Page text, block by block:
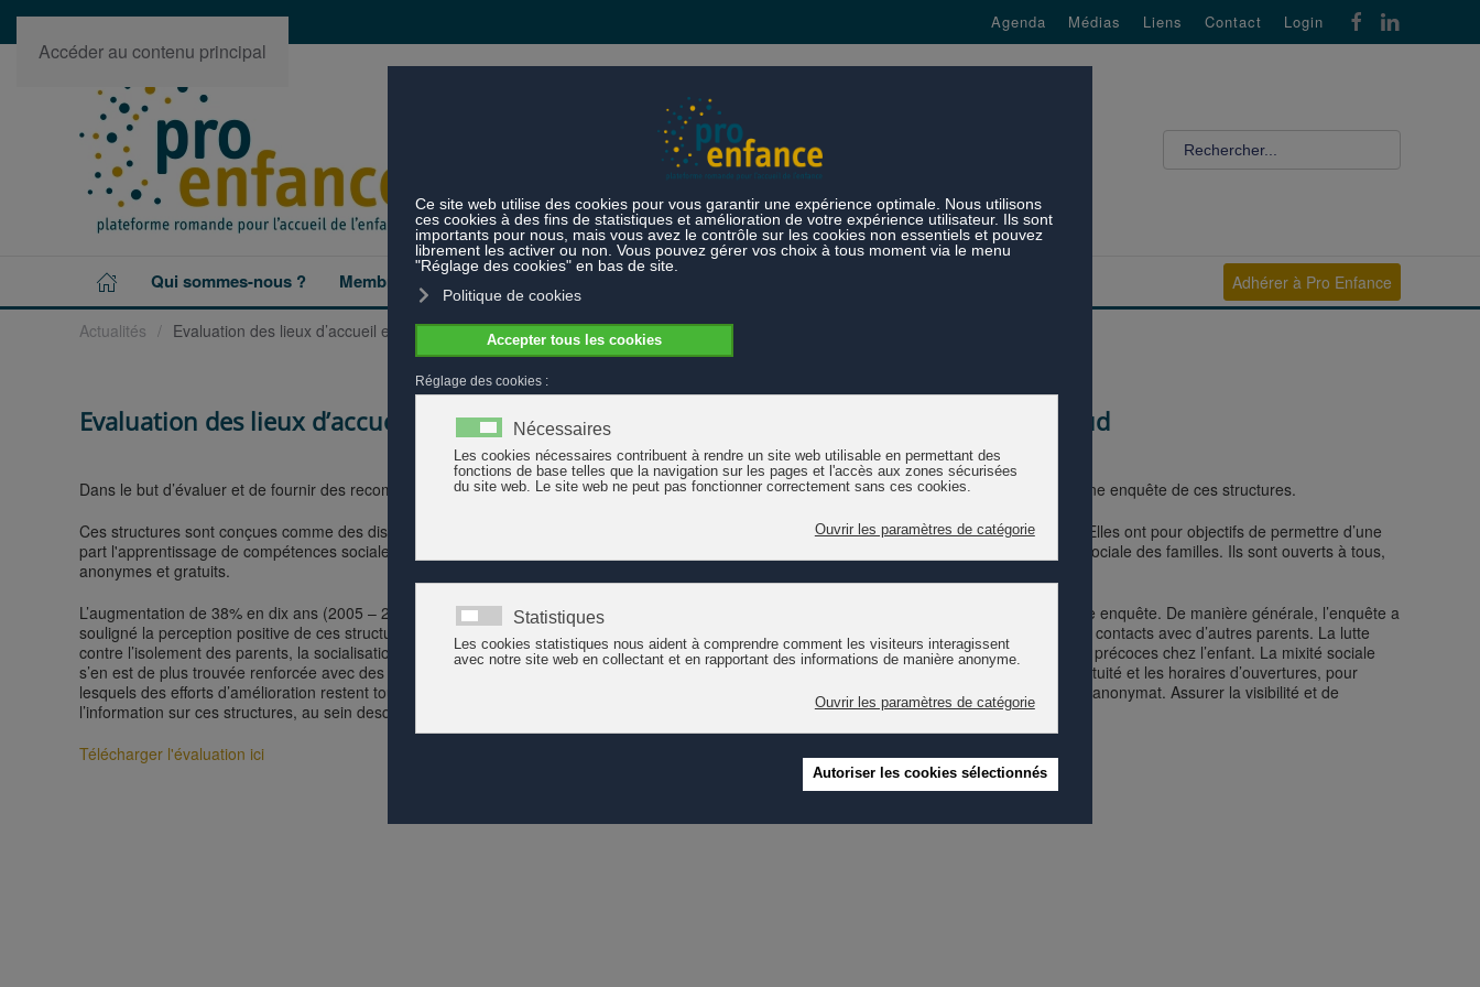
Accéder au contenu principal
Agenda Médias Liens Contact Login
Qui sommes-nous ? Membres Projets et prestations Adhérer à Pro Enfance
Actualités Evaluation des lieux d’accueil enfants-parents de type Maison Verte dans le canton de Vaud
Evaluation des lieux d’accueil enfants-parents de type Maison Verte dans le canton de Vaud
Dans le but d’évaluer et de fournir des recommandations afin d’optimiser « Lieux d’accueil enfants-parents », le Bureau d’études BASS a mené une enquête de ces structures.
Ces structures sont conçues comme des dispositifs d’encouragement précoce pour des enfants âgés de 0 à 5 ans et de soutien à la parentalité. Elles ont pour objectifs de permettre d’une
part l'apprentissage de compétences sociales et la préparation à l’autonomie pour les enfants, et d’autre part, de favoriser l’insertion et la mixité sociale des familles. Ils sont ouverts à tous,
anonymes et gratuits.
L’augmentation de 38% en dix ans (2005 – 2015) de la fréquentation de ces structures est le premier élément réjouissant relevé au cours de cette enquête. De manière générale, l’enquête a
souligné la perception positive de ces structures par les parents, qui apprécient de pouvoir favoriser la socialisation de leurs enfants et établir des contacts avec d’autres parents. La lutte
contre l’isolement des parents, la socialisation de l’enfant et le renforcement du lien enfant-parent contribuent à prévenir des troubles relationnels précoces chez l’enfant. La mixité sociale
s’en est de plus trouvée renforcée avec des publics qui se mélangent, bien que le risque de formation de groupes de même langue existe. La gratuité et les horaires d’ouvertures, pour
lesquels des efforts d’amélioration restent toutefois à fournir, ont été considérés comme des éléments décisifs par les parents – plus encore que l’anonymat. Assurer la visibilité et de
l’information sur ces structures, au sein desquelles les publics sont continuellement renouvelés, a été identifié comme un défi central.
Télécharger l'évaluation ici